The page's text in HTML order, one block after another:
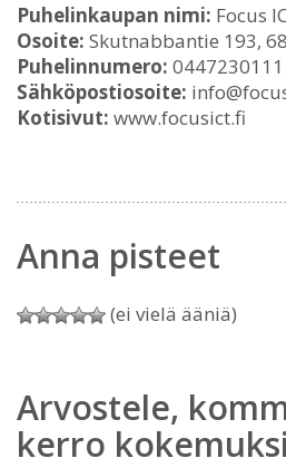
Puhelinkaupan nimi: Focus
Osoite: Skutnabbantie 193,
Puhelinnumero: 0447230111
Sähköpostiosoite:
Kotisivut: www.focusict.fi
Anna pisteet
(ei vielä ääniä)
Arvostele,
kerro